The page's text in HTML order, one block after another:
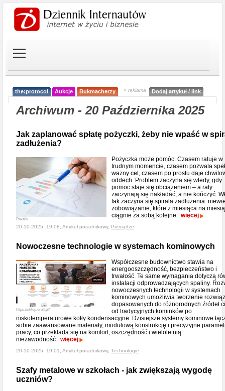
the:protocol Aukcje Bukmacherzy < reklama Dodaj artykuł / link
Archiwum - 20 Października 2025
Jak zaplanować spłatę pożyczki, żeby nie wpaść w
zadłużenia?
Pexels
Pożyczka może pomóc. Czasem ratuje w
trudnym momencie, czasem pozwala
ważny cel, czasem po prostu daje
oddech. Problem zaczyna się wtedy, gdy
pomoc staje się obciążeniem – a raty
zaczynają się nakładać, a nie kończyć.
tak zaczyna się spirala zadłużenia:
zobowiązanie, które z miesiąca na
ciągnie za sobą kolejne. więcej
20-10-2025, 19:08, Artykuł poradnikowy, Pieniądze
Nowoczesne technologie w systemach kominowych
https://sklep.orell.pl/
Współczesne budownictwo stawia na
energooszczędność, bezpieczeństwo i
trwałość. Te same wymagania dotyczą
instalacji odprowadzających spaliny.
nowoczesnych technologii w systemach
kominowych umożliwia tworzenie
dopasowanych do różnorodnych źródeł
od tradycyjnych kominków po
niskotemperaturowe kotły kondensacyjne. Dzisiejsze systemy kominowe
sobie zaawansowane materiały, modułową konstrukcję i precyzyjne
pracy, co przekłada się na komfort, oszczędność i wieloletnią
niezawodność. więcej
20-10-2025, 19:01, Artykuł poradnikowy, Technologie
Szafy metalowe w szkołach - jak zwiększają wygodę
uczniów?